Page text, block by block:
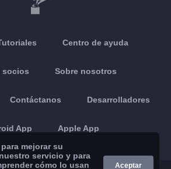
Centro de ayuda
socios Sobre nosotros
Contáctanos Desarrolladores
App
Apple App
mejorar su
servicio y para
cómo lo usan
Aceptar